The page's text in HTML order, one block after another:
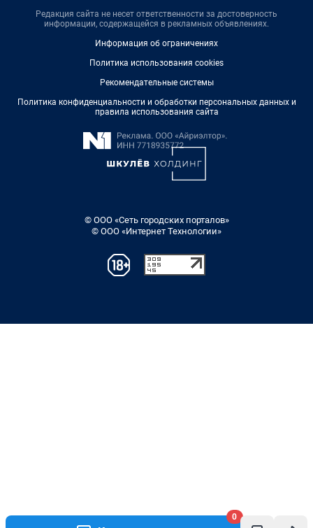
0
Редакция сайта не несет ответственности за достоверность
информации, содержащейся в рекламных объявлениях.
Информация об ограничениях
Политика использования cookies
Рекомендательные системы
Политика конфиденциальности и обработки персональных данных и
правила использования сайта
© ООО «Сеть городских порталов»
© ООО «Интернет Технологии»